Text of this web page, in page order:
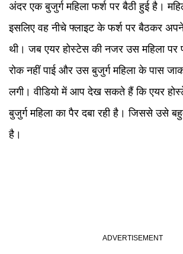
अंदर एक बुजुर्ग महिला फर्श पर बैठी हुई है।
इसलिए वह नीचे फ्लाइट के फर्श पर बैठकर अपने
थी। जब एयर होस्टेस की नजर उस महिला पर
रोक नहीं पाई और उस बुजुर्ग महिला के पास
लगी। वीडियो में आप देख सकते हैं कि एयर
बुजुर्ग महिला का पैर दबा रही है। जिससे उसे
है।